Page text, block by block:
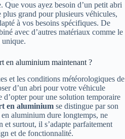
Que vous ayez besoin d’un petit abri
plus grand pour plusieurs véhicules,
à vos besoins spécifiques. De
avec d’autres matériaux comme le
en aluminium maintenant ?
et les conditions météorologiques de
d’un abri pour votre véhicule
d’opter pour une solution temporaire
en aluminium se distingue par son
aluminium dure longtemps, ne
et surtout, il s’adapte parfaitement
et de fonctionnalité.